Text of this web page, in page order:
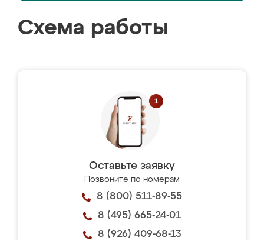
Схема работы
Оставьте заявку
Позвоните по номерам
8 (800) 511-89-55
8 (495) 665-24-01
8 (926) 409-68-13